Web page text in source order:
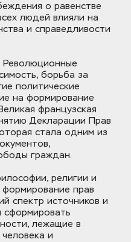
о равенстве
людей влияли на
и справедливости
Революционные
борьба за
политические
на формирование
французская
Декларации Прав
стала одним из
граждан.
религии и
прав
спектр источников и
сформировать
лежащие в
и